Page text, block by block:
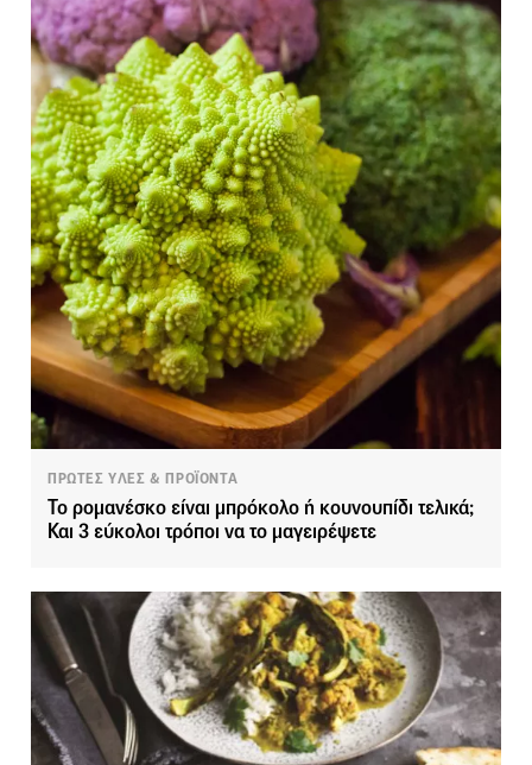
ΠΡΩΤΕΣ ΥΛΕΣ & ΠΡΟΪΟΝΤΑ
Το ρομανέσκο είναι μπρόκολο ή κουνουπίδι τελικά;
Και 3 εύκολοι τρόποι να το μαγειρέψετε